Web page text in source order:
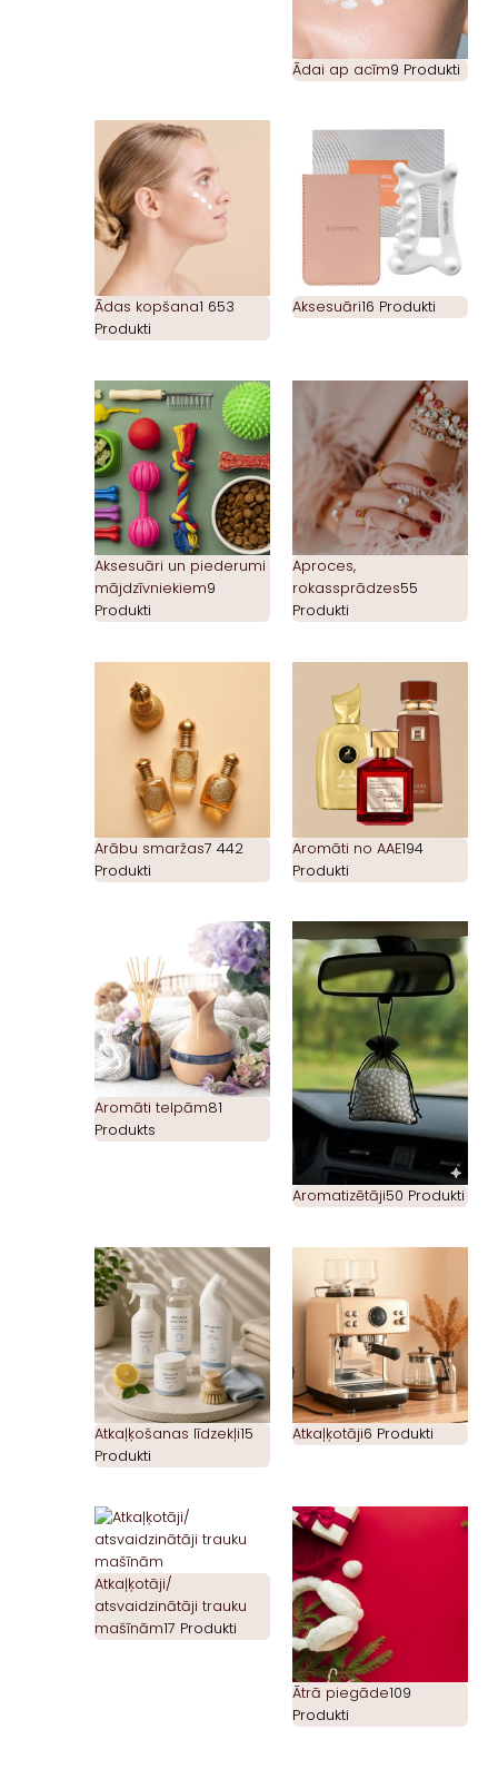
Ādai ap acīm9 Produkti
Ādas kopšana1 653
Produkti
Aksesuāri16 Produkti
Aksesuāri un piederumi
mājdzīvniekiem9
Produkti
Aproces,
rokassprādzes55
Produkti
Arābu smaržas7 442
Produkti
Aromāti no AAE194
Produkti
Aromāti telpām81
Produkts
Aromatizētāji50 Produkti
Atkaļķošanas līdzekļi15
Produkti
Atkaļķotāji6 Produkti
Atkaļķotāji/
atsvaidzinātāji trauku
mašīnām17 Produkti
Ātrā piegāde109
Produkti